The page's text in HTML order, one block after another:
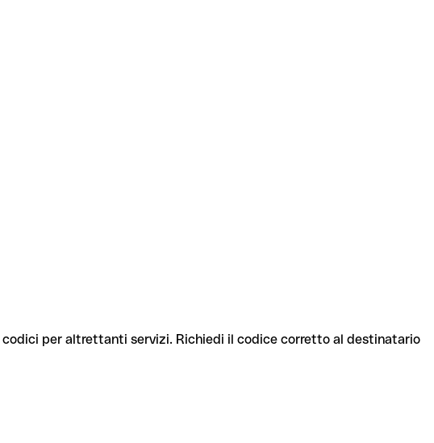
codici per altrettanti servizi. Richiedi il codice corretto al destinatario